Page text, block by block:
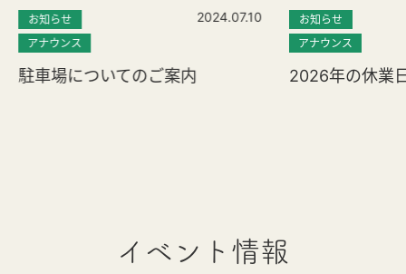
お知らせ
アナウンス
2024.07.10
駐車場についてのご案内
お知らせ
アナウンス
2026年の休業
イベント情報